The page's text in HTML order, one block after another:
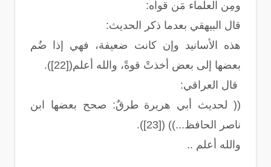
ومِن العلماء مَن قواه:
قال البيهقي بعدما ذكر الحديث:
هذه الأسانيد وإن كانت ضعيفة، فهي إذا ضُم
بعضها إلى بعض أخذتْ قوةً، والله أعلم([22]).
قال العراقي:
(( لحديث أبي هريرة طرقٌ: صحح بعضها ابن
ناصر الحافظ...)) ([23]).
والله أعلم ..